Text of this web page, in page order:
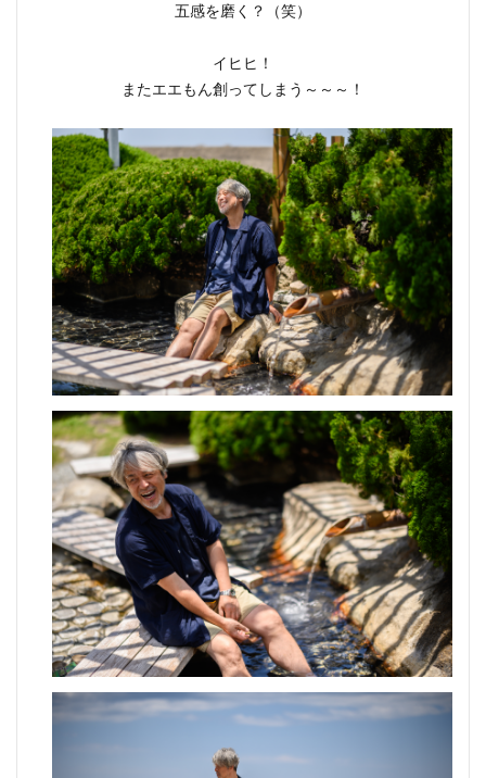
五感を磨く？（笑）
イヒヒ！
またエエもん創ってしまう～～～！